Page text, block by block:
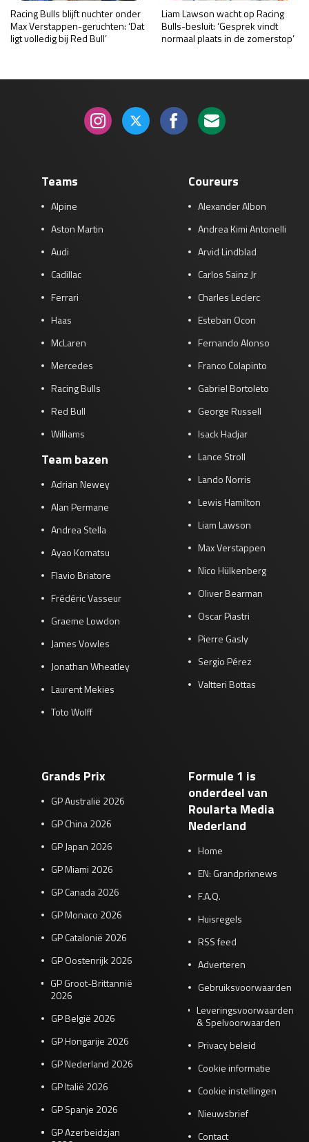
Racing Bulls blijft nuchter onder
Max Verstappen-geruchten: ‘Dat
ligt volledig bij Red Bull’
Liam Lawson wacht op Racing
Bulls-besluit: ‘Gesprek vindt
normaal plaats in de zomerstop’
Teams
Alpine
Aston Martin
Audi
Cadillac
Ferrari
Haas
McLaren
Mercedes
Racing Bulls
Red Bull
Williams
Team bazen
Adrian Newey
Alan Permane
Andrea Stella
Ayao Komatsu
Flavio Briatore
Frédéric Vasseur
Graeme Lowdon
James Vowles
Jonathan Wheatley
Laurent Mekies
Toto Wolff
Coureurs
Alexander Albon
Andrea Kimi Antonelli
Arvid Lindblad
Carlos Sainz Jr
Charles Leclerc
Esteban Ocon
Fernando Alonso
Franco Colapinto
Gabriel Bortoleto
George Russell
Isack Hadjar
Lance Stroll
Lando Norris
Lewis Hamilton
Liam Lawson
Max Verstappen
Nico Hülkenberg
Oliver Bearman
Oscar Piastri
Pierre Gasly
Sergio Pérez
Valtteri Bottas
Grands Prix
GP Australië 2026
GP China 2026
GP Japan 2026
GP Miami 2026
GP Canada 2026
GP Monaco 2026
GP Catalonië 2026
GP Oostenrijk 2026
GP Groot-Brittannië
2026
GP België 2026
GP Hongarije 2026
GP Nederland 2026
GP Italië 2026
GP Spanje 2026
GP Azerbeidzjan
Formule 1 is
onderdeel van
Roularta Media
Nederland
Home
EN: Grandprixnews
F.A.Q.
Huisregels
RSS feed
Adverteren
Gebruiksvoorwaarden
Leveringsvoorwaarden
& Spelvoorwaarden
Privacy beleid
Cookie informatie
Cookie instellingen
Nieuwsbrief
Contact